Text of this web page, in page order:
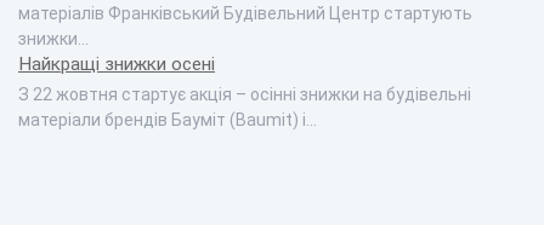
матеріалів Франківський Будівельний Центр стартують
знижки…
Найкращі знижки осені
З 22 жовтня стартує акція – осінні знижки на будівельні
матеріали брендів Бауміт (Baumit) і…